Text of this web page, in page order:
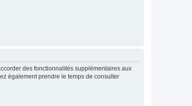
des fonctionnalités supplémentaires aux
également prendre le temps de consulter